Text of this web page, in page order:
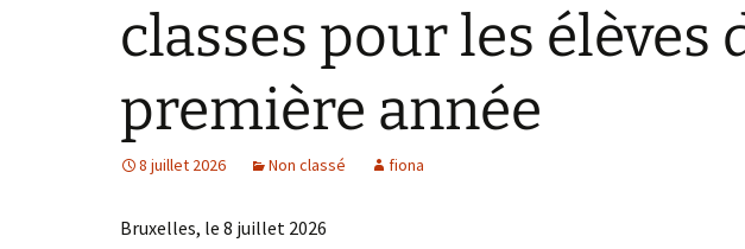
classes pour les élèves
première année
8 juillet 2026 Non classé fiona
Bruxelles, le 8 juillet 2026